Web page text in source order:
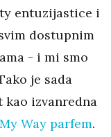
entuzijastice i
dostupnim
- i mi smo
je sada
kao izvanredna
Way parfem.